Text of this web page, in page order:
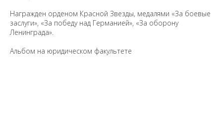
Награжден орденом Красной Звезды, медалями «За боевые
заслуги», «За победу над Германией», «За оборону
Ленинграда».
Альбом на юридическом факультете